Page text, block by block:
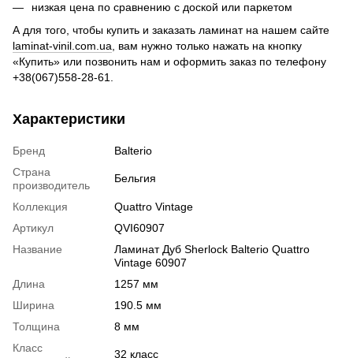
низкая цена по сравнению с доской или паркетом
А для того, чтобы купить и заказать ламинат на нашем сайте
laminat-vinil.com.ua , вам нужно только нажать на кнопку
«Купить» или позвонить нам и оформить заказ по телефону
+38(067)558-28-61.
Характеристики
Бренд
Balterio
Страна
производитель
Бельгия
Коллекция
Quattro Vintage
Артикул
QVI60907
Название
Ламинат Дуб Sherlock Balterio Quattro
Vintage 60907
Длина
1257 мм
Ширина
190.5 мм
Толщина
8 мм
Класс
32 класс